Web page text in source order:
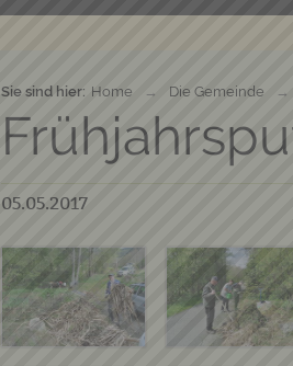
Sie sind hier: Home → Die Gemeinde →
05.05.2017